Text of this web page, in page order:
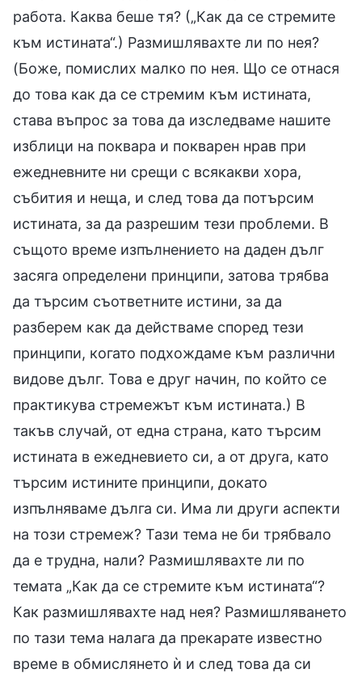
работа. Каква беше тя? („Как да се стремите
към истината“.) Размишлявахте ли по нея?
(Боже, помислих малко по нея. Що се отнася
до това как да се стремим към истината,
става въпрос за това да изследваме нашите
изблици на поквара и покварен нрав при
ежедневните ни срещи с всякакви хора,
събития и неща, и след това да потърсим
истината, за да разрешим тези проблеми. В
същото време изпълнението на даден дълг
засяга определени принципи, затова трябва
да търсим съответните истини, за да
разберем как да действаме според тези
принципи, когато подхождаме към различни
видове дълг. Това е друг начин, по който се
практикува стремежът към истината.) В
такъв случай, от една страна, като търсим
истината в ежедневието си, а от друга, като
търсим истините принципи, докато
изпълняваме дълга си. Има ли други аспекти
на този стремеж? Тази тема не би трябвало
да е трудна, нали? Размишлявахте ли по
темата „Как да се стремите към истината“?
Как размишлявахте над нея? Размишляването
по тази тема налага да прекарате известно
време в обмислянето ѝ и след това да си